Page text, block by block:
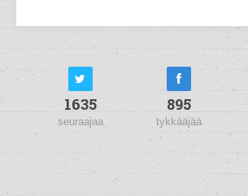
1635
seuraajaa
895
tykkääjää